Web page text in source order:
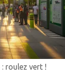
roulez vert !